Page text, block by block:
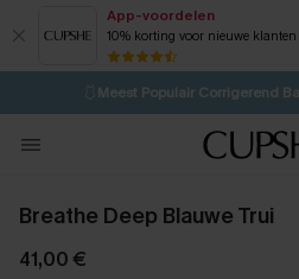
App-voordelen
10% korting voor nieuwe klanten
⚡️LAATSTE KANS |
🩱Meest Populair Corrigerend
💌Abonneer je & ontvang
Koop 3, krijg 15%
Breathe Deep Blauwe Trui
41,00 €